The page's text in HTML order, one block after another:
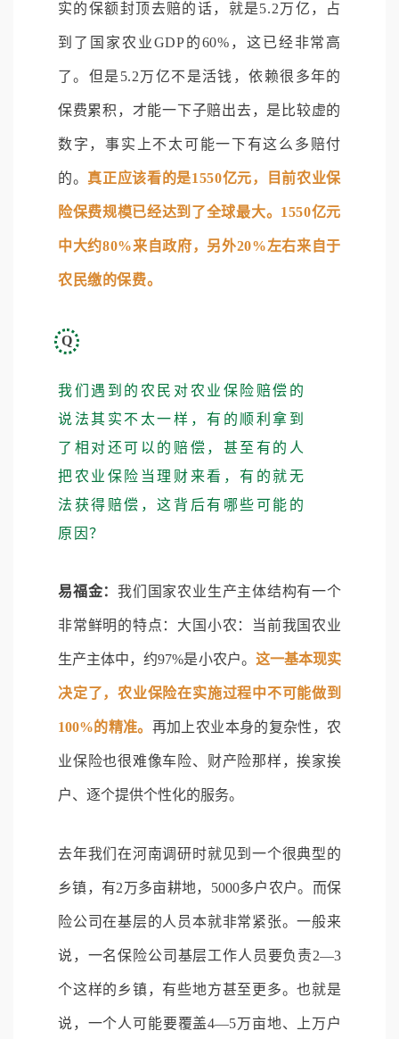
实的保额封顶去赔的话，就是5.2万亿，占
到了国家农业GDP的60%，这已经非常高
了。但是5.2万亿不是活钱，依赖很多年的
保费累积，才能一下子赔出去，是比较虚的
数字，事实上不太可能一下有这么多赔付
的。 真正应该看的是1550亿元，目前农业保
险保费规模已经达到了全球最大。1550亿元
中大约80%来自政府，另外20%左右来自于
农民缴的保费。
Q
我们遇到的农民对农业保险赔偿的
说法其实不太一样，有的顺利拿到
了相对还可以的赔偿，甚至有的人
把农业保险当理财来看，有的就无
法获得赔偿，这背后有哪些可能的
原因？
易福金：我们国家农业生产主体结构有一个
非常鲜明的特点：大国小农：当前我国农业
生产主体中，约97%是小农户。 这一基本现实
决定了，农业保险在实施过程中不可能做到
100%的精准。 再加上农业本身的复杂性，农
业保险也很难像车险、财产险那样，挨家挨
户、逐个提供个性化的服务。
去年我们在河南调研时就见到一个很典型的
乡镇，有2万多亩耕地，5000多户农户。而保
险公司在基层的人员本就非常紧张。一般来
说，一名保险公司基层工作人员要负责2—3
个这样的乡镇，有些地方甚至更多。也就是
说，一个人可能要覆盖4—5万亩地、上万户